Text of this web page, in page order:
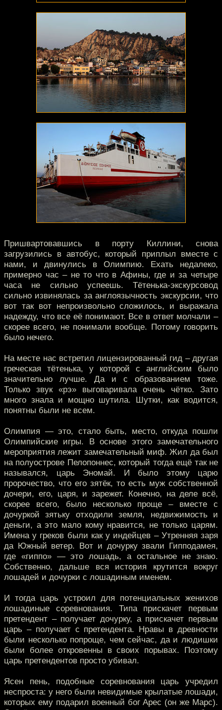
Пришвартовавшись в порту Киллини, снова
загрузились в автобус, который приплыл вместе с
нами, и двинулись в Олимпию. Ехать недалеко,
примерно час – не то что в Афины, где и за четыре
часа не сильно успеешь. Тётенька-экскурсовод
сильно извинялась за англоязычность экскурсии, что
вот так вот непроизвольно сложилось, и выражала
надежду, что все её понимают. Все в ответ молчали –
скорее всего, не понимали вообще. Потому говорить
было нечего.
На месте нас встретил лицензированный гид – другая
греческая тётенька, у которой с английским было
значительно лучше. Да и с образованием тоже.
Только звук «рэ» выговаривала очень чётко. Зато
много знала и мощно шутила. Шутки, как водится,
понятны были не всем.
Олимпия — это, стало быть, место, откуда пошли
Олимпийские игры. В основе этого замечательного
мероприятия лежит замечательный миф. Жил да был
на полуострове Пелопоннес, который тогда ещё так не
назывался, царь Эномай. И было этому царю
пророчество, что его зятёк, то есть муж собственной
дочери, его, царя, и зарежет. Конечно, на деле всё,
скорее всего, было несколько проще – вместе с
дочуркой зятьку отходили земля, недвижимость и
деньги, а это мало кому нравится, не только царям.
Имена у греков были как у индейцев – Утренняя заря
да Южный ветер. Вот и дочурку звали Гипподамея,
где «гиппо» — это лошадь, а остальное не знаю.
Собственно, дальше вся история крутится вокруг
лошадей и дочурки с лошадиным именем.
И тогда царь устроил для потенциальных женихов
лошадиные соревнования. Типа прискачет первым
претендент – получает дочурку, а прискачет первым
царь – получает с претендента. Нравы в древности
были несколько попроще, чем сейчас, да и людишки
были более откровенны в своих порывах. Поэтому
царь претендентов просто убивал.
Ясен пень, подобные соревнования царь учредил
неспроста: у него были невидимые крылатые лошади,
которых ему подарил военный бог Арес (он же Марс).